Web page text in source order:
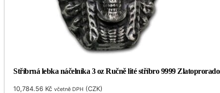
Stříbrná lebka náčelníka 3 oz Ručně lité stříbro 9999
10,784.56 Kč včetně DPH (CZK)